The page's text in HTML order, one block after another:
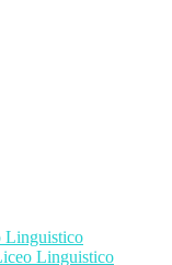
Linguistico
Linguistico